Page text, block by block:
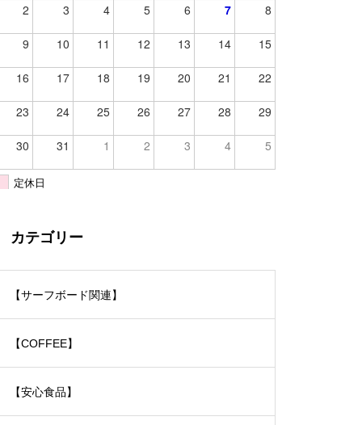
2 3 4 5 6 7 8
9 10 11 12 13 14 15
16 17 18 19 20 21 22
23 24 25 26 27 28 29
30 31 1 2 3 4 5
定休日
カテゴリー
【サーフボード関連】
【COFFEE】
【安心食品】